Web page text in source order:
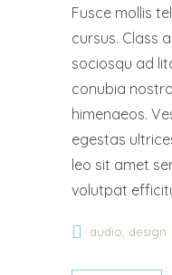
Fusce mollis
cursus. Class
sociosqu ad
conubia
himenaeos.
egestas
leo sit amet
volutpat
audio, design